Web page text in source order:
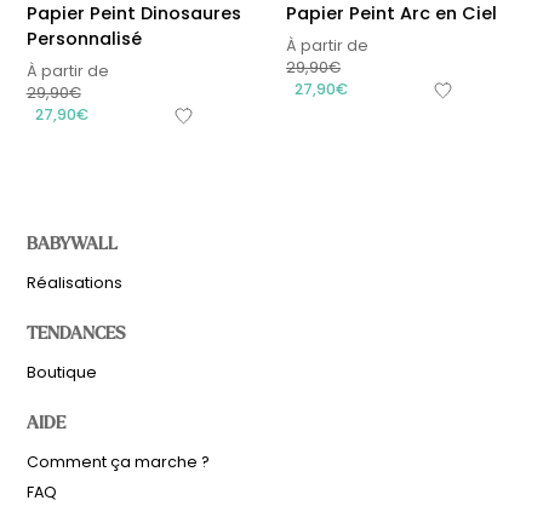
Papier Peint Dinosaures
Personnalisé
À partir de
29,90€
27,90€
Papier Peint Arc en Ciel
À partir de
29,90€
27,90€
BABYWALL
Réalisations
TENDANCES
Boutique
AIDE
Comment ça marche ?
FAQ